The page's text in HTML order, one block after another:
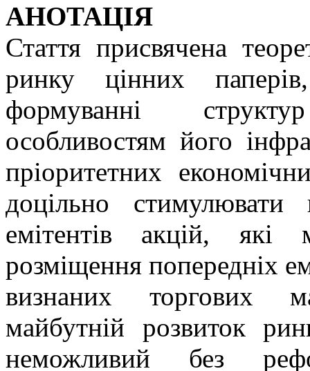
АНОТАЦІЯ
Стаття присвячена
ринку цінних
формуванні
особливостям його
пріоритетних
доцільно
емітентів акцій, які
розміщення попередніх
визнаних торгових
майбутній розвиток
неможливий без